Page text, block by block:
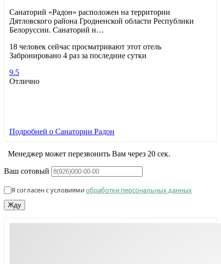
Санаторий «Радон» расположен на территории
Дятловского района Гродненской области Республики
Белоруссии. Санаторий н…
18 человек сейчас просматривают этот отель
Забронировано 4 раз за последние сутки
9.5
Отлично
Подробней о Санатории Радон
Менеджер может перезвонить Вам через 20 сек.
Ваш сотовый
Я согласен с условиямиобработки персональных данных
Жду